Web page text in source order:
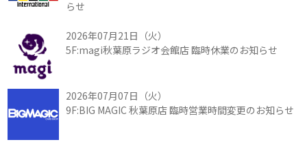
らせ
2026年07月21日（火）
5F:magi秋葉原ラジオ会館店 臨時休業のお知らせ
2026年07月07日（火）
9F:BIG MAGIC 秋葉原店 臨時営業時間変更のお知らせ